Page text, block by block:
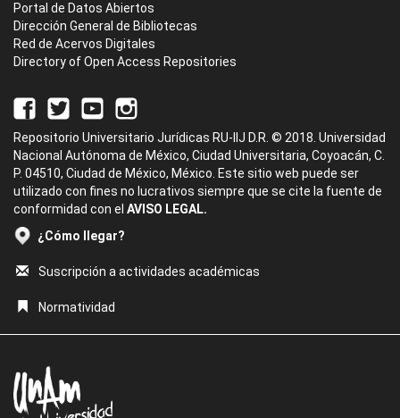
Portal de Datos Abiertos
Dirección General de Bibliotecas
Red de Acervos Digitales
Directory of Open Access Repositories
Repositorio Universitario Jurídicas RU-IIJ D.R. © 2018. Universidad
Nacional Autónoma de México, Ciudad Universitaria, Coyoacán, C.
P. 04510, Ciudad de México, México. Este sitio web puede ser
utilizado con fines no lucrativos siempre que se cite la fuente de
conformidad con el AVISO LEGAL.
¿Cómo llegar?
Suscripción a actividades académicas
Normatividad